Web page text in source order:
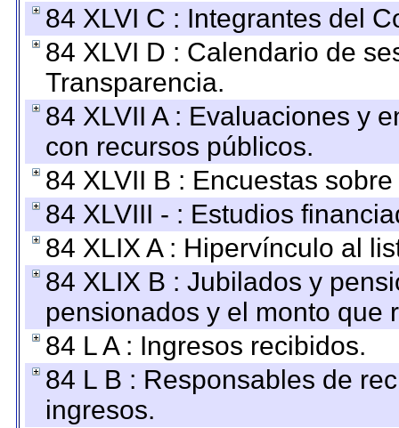
84 XLVI C : Integrantes del
84 XLVI D : Calendario de
Transparencia.
84 XLVII A : Evaluaciones y
con recursos públicos.
84 XLVII B : Encuestas
84 XLVIII - : Estudios
84 XLIX A : Hipervínculo al
84 XLIX B : Jubilados y
pensionados y el monto que
84 L A : Ingresos recibidos.
84 L B : Responsables de
ingresos.